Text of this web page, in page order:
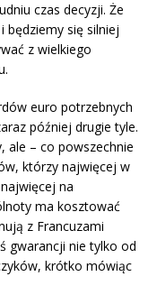
czas decyzji. Że
będziemy się silniej
z wielkiego
euro potrzebnych
później drugie tyle.
ale – co powszechnie
którzy najwięcej w
na
ma kosztować
z Francuzami
gwarancji nie tylko od
krótko mówiąc